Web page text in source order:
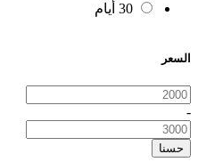
30 أيام
السعر
-
حسنا